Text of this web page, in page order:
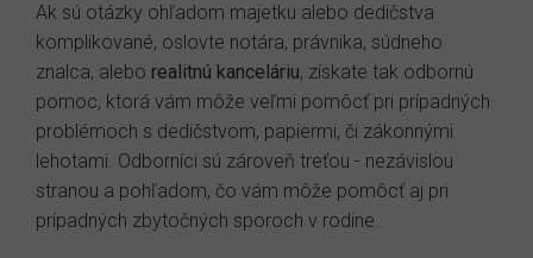
Ak sú otázky ohľadom majetku alebo dedičstva
komplikované, oslovte notára, právnika, súdneho
znalca, alebo realitnú kanceláriu, získate tak odbornú
pomoc, ktorá vám môže veľmi pomôcť pri prípadných
problémoch s dedičstvom, papiermi, či zákonnými
lehotami. Odborníci sú zároveň treťou - nezávislou
stranou a pohľadom, čo vám môže pomôcť aj pri
prípadných zbytočných sporoch v rodine.